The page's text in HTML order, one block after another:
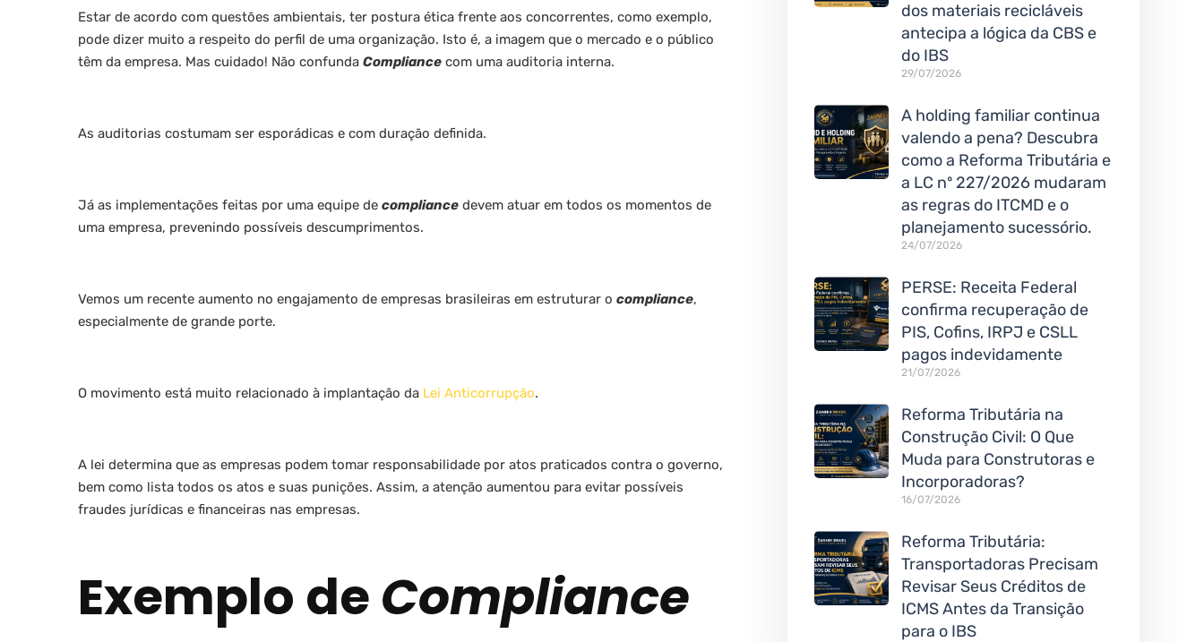
Estar de acordo com questões ambientais, ter postura ética frente aos concorrentes, como exemplo,
pode dizer muito a respeito do perfil de uma organização. Isto é, a imagem que o mercado e o público
têm da empresa. Mas cuidado! Não confunda Compliance com uma auditoria interna.
As auditorias costumam ser esporádicas e com duração definida.
Já as implementações feitas por uma equipe de compliance devem atuar em todos os momentos de
uma empresa, prevenindo possíveis descumprimentos.
Vemos um recente aumento no engajamento de empresas brasileiras em estruturar o compliance,
especialmente de grande porte.
O movimento está muito relacionado à implantação da Lei Anticorrupção.
A lei determina que as empresas podem tomar responsabilidade por atos praticados contra o governo,
bem como lista todos os atos e suas punições. Assim, a atenção aumentou para evitar possíveis
fraudes jurídicas e financeiras nas empresas.
Exemplo deCompliance
dos materiais recicláveis
antecipa a lógica da CBS e
do IBS
29/07/2026
A holding familiar continua
valendo a pena? Descubra
como a Reforma Tributária e
a LC nº 227/2026 mudaram
as regras do ITCMD e o
planejamento sucessório.
24/07/2026
PERSE: Receita Federal
confirma recuperação de
PIS, Cofins, IRPJ e CSLL
pagos indevidamente
21/07/2026
Reforma Tributária na
Construção Civil: O Que
Muda para Construtoras e
Incorporadoras?
16/07/2026
Reforma Tributária:
Transportadoras Precisam
Revisar Seus Créditos de
ICMS Antes da Transição
para o IBS